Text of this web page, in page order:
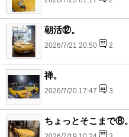
朝活⑫。
2026/7/21 20:50 2
禅。
2026/7/20 17:47 3
ちょっとそこまで⑧。